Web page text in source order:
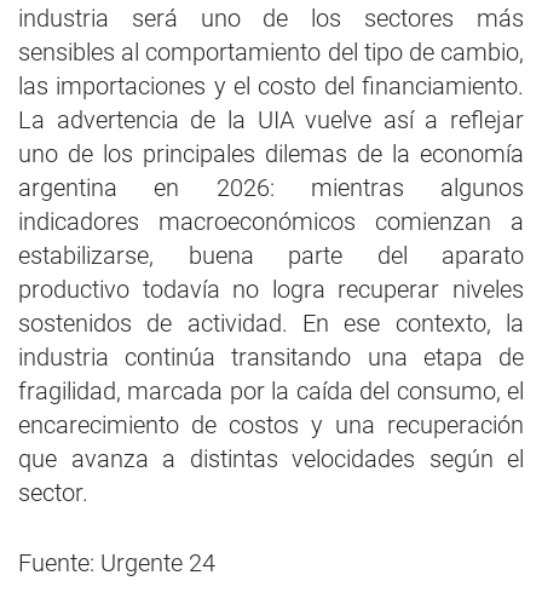
industria será uno de los sectores más
sensibles al comportamiento del tipo de cambio,
las importaciones y el costo del financiamiento.
La advertencia de la UIA vuelve así a reflejar
uno de los principales dilemas de la economía
argentina en 2026: mientras algunos
indicadores macroeconómicos comienzan a
estabilizarse, buena parte del aparato
productivo todavía no logra recuperar niveles
sostenidos de actividad. En ese contexto, la
industria continúa transitando una etapa de
fragilidad, marcada por la caída del consumo, el
encarecimiento de costos y una recuperación
que avanza a distintas velocidades según el
sector.
Fuente: Urgente 24